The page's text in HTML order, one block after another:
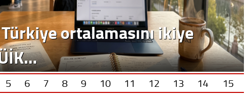
5 6 7 8 9 10 11 12 13 14 15